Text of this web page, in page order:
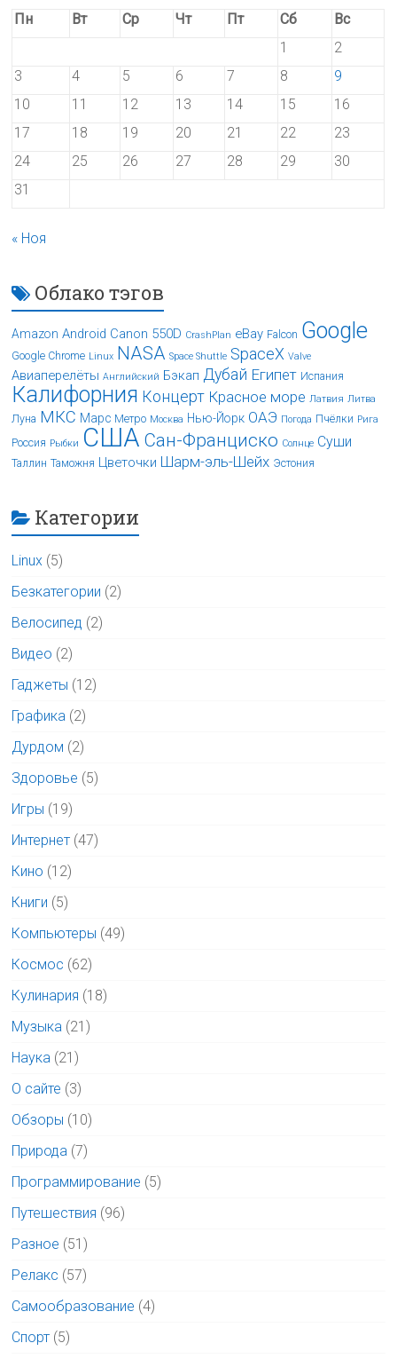
Пн
Вт Ср Чт Пт Сб
Вс
1
2
3
4 5 6 7 8
9
10
11 12 13 14 15
16
17
18 19 20 21 22
23
24
25 26 27 28 29
30
31
« Ноя
Облако тэгов
Amazon Android Canon 550D CrashPlan eBay Falcon Google
Google Chrome Linux NASA Space Shuttle SpaceX Valve
Авиаперелёты Английский Бэкап Дубай Египет Испания
Калифорния Концерт Красное море Латвия Литва
Луна МКС Марс Метро Москва Нью-Йорк ОАЭ Погода Пчёлки Рига
Россия Рыбки США Сан-Франциско Солнце Суши
Таллин Таможня Цветочки Шарм-эль-Шейх Эстония
Категории
Linux (5)
Безкатегории (2)
Велосипед (2)
Видео (2)
Гаджеты (12)
Графика (2)
Дурдом (2)
Здоровье (5)
Игры (19)
Интернет (47)
Кино (12)
Книги (5)
Компьютеры (49)
Космос (62)
Кулинария (18)
Музыка (21)
Наука (21)
О сайте (3)
Обзоры (10)
Природа (7)
Программирование (5)
Путешествия (96)
Разное (51)
Релакс (57)
Самообразование (4)
Спорт (5)